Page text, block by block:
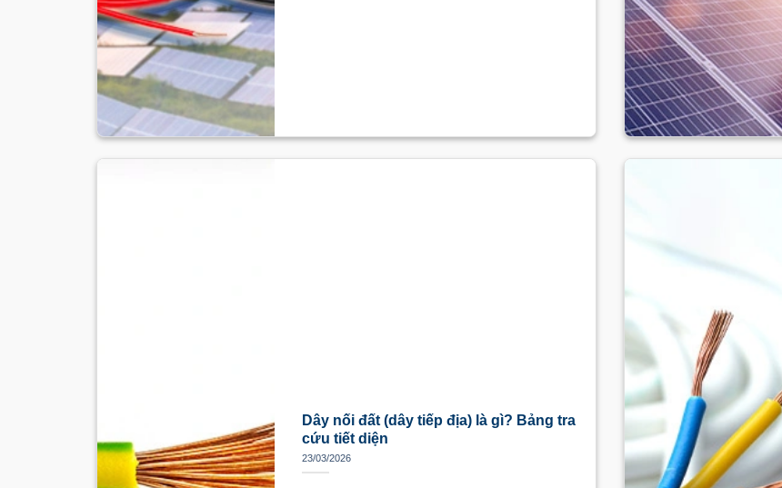
Dây nối đất (dây tiếp địa) là gì? Bảng tra
cứu tiết diện
23/03/2026